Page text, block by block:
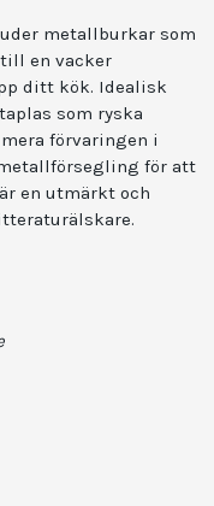
metallburkar som
en vacker
ditt kök. Idealisk
som ryska
förvaringen i
för att
en utmärkt och